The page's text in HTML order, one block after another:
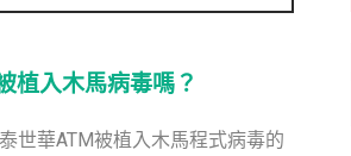
植入木馬病毒嗎？
世華ATM被植入木馬程式病毒的